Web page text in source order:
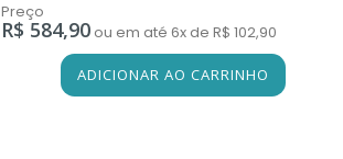
Preço
R$ 584,90 ou em até 6x de R$ 102,90
ADICIONAR AO CARRINHO